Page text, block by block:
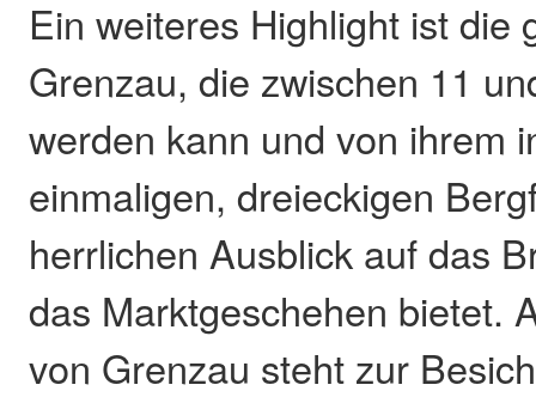
Ein weiteres Highlight ist die
Grenzau, die zwischen 11
werden kann und von ihrem
einmaligen, dreieckigen
herrlichen Ausblick auf das
das Marktgeschehen bietet.
von Grenzau steht zur